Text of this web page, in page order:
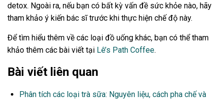
detox. Ngoài ra, nếu bạn có bất kỳ vấn đề sức khỏe nào, hãy
tham khảo ý kiến bác sĩ trước khi thực hiện chế độ này.
Để tìm hiểu thêm về các loại đồ uống khác, bạn có thể tham
khảo thêm các bài viết tại Lê’s Path Coffee.
Bài viết liên quan
Phân tích các loại trà sữa: Nguyên liệu, cách pha chế và